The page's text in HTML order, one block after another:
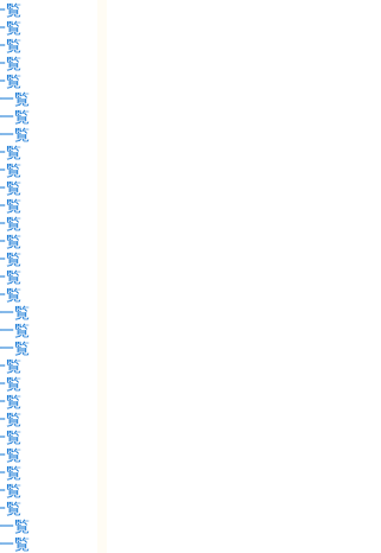
覧
覧
覧
覧
覧
覧
覧
覧
覧
覧
覧
覧
覧
覧
覧
覧
覧
覧
覧
覧
覧
覧
覧
覧
覧
覧
覧
覧
覧
覧
覧